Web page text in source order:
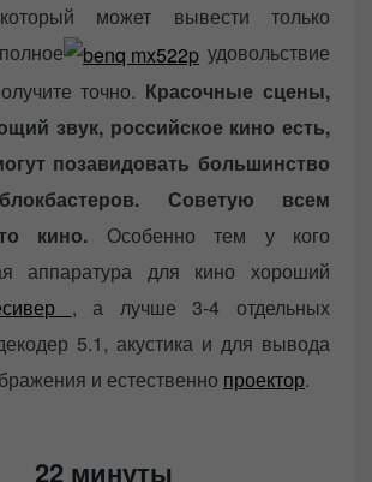
может вывести только
удовольствие
точно. Красочные сцены,
звук, российское кино есть,
позавидовать большинство
Советую всем
кино. Особенно тем у кого
аппаратура для кино хороший
, а лучше 3-4 отдельных
5.1, акустика и для вывода
и естественно проектор.
22 минуты